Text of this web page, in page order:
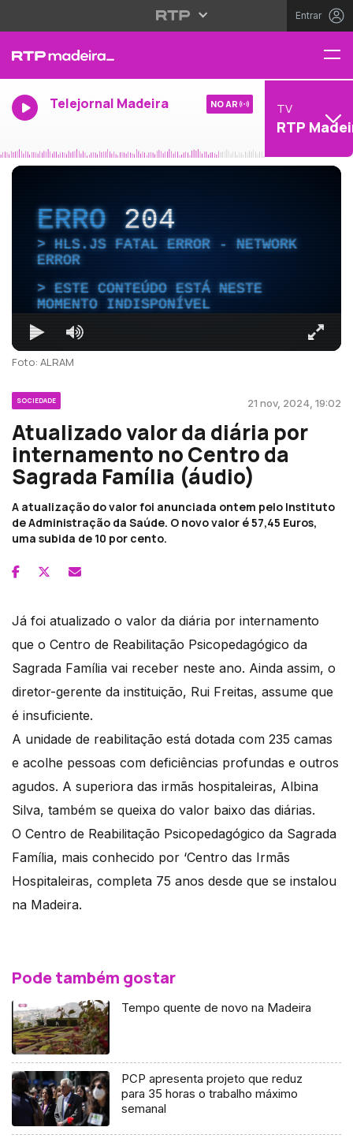
Entrar
Telejornal Madeira NO AR TV
RTP
ERRO204
HLS.JS FATAL ERROR - NETWORK
ERROR
ESTE CONTEÚDO ESTÁ NESTE
MOMENTO INDISPONÍVEL
Foto: ALRAM
SOCIEDADE 21 nov, 2024, 19:02
Atualizado valor da diária por
internamento no Centro da
Sagrada Família (áudio)
A atualização do valor foi anunciada ontem pelo Instituto
de Administração da Saúde. O novo valor é 57,45 Euros,
uma subida de 10 por cento.
Já foi atualizado o valor da diária por internamento
que o Centro de Reabilitação Psicopedagógico da
Sagrada Família vai receber neste ano. Ainda assim, o
diretor-gerente da instituição, Rui Freitas, assume que
é insuficiente.
A unidade de reabilitação está dotada com 235 camas
e acolhe pessoas com deficiências profundas e outros
agudos. A superiora das irmãs hospitaleiras, Albina
Silva, também se queixa do valor baixo das diárias.
O Centro de Reabilitação Psicopedagógico da Sagrada
Família, mais conhecido por ‘Centro das Irmãs
Hospitaleiras, completa 75 anos desde que se instalou
na Madeira.
Pode também gostar
Tempo quente de novo na Madeira
PCP apresenta projeto que reduz
para 35 horas o trabalho máximo
semanal